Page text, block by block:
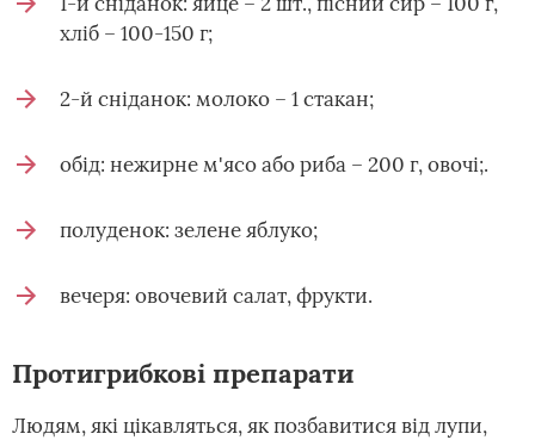
хліб – 100-150 г;
2-й сніданок: молоко – 1 стакан;
обід: нежирне м'ясо або риба – 200 г, овочі;.
полуденок: зелене яблуко;
вечеря: овочевий салат, фрукти.
Протигрибкові препарати
Людям, які цікавляться, як позбавитися від лупи,